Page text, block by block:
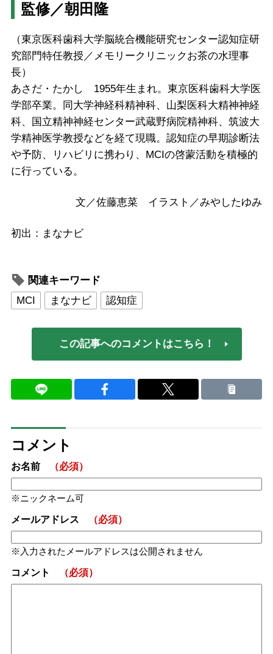
監修／朝田隆
（東京医科歯科大学脳統合機能研究センター認知症研
究部門特任教授／メモリークリニックお茶の水理事
長）
あさだ・たかし 1955年生まれ。東京医科歯科大学医
学部卒業。同大学神経科精神科、山梨医科大精神神経
科、国立精神神経センター武蔵野病院精神科、筑波大
学精神医学教授などを経て現職。認知症の早期診断法
や予防、リハビリに携わり、MCIの啓蒙活動を積極的
に行っている。
文／佐藤恵菜 イラスト／みやしたゆみ
初出：まなナビ
関連キーワード
MCI
まなナビ 認知症
この記事へのコメントはこちら！
コメント
お名前 （必須）
ニックネーム可
メールアドレス （必須）
入力されたメールアドレスは公開されません
コメント （必須）